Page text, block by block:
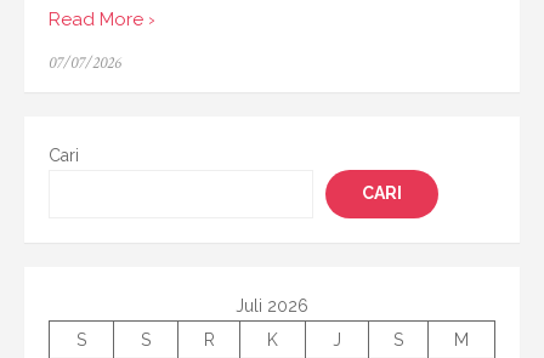
Read More ›
Posted
07/07/2026
Cari
CARI
Juli 2026
S
S R K J S
M